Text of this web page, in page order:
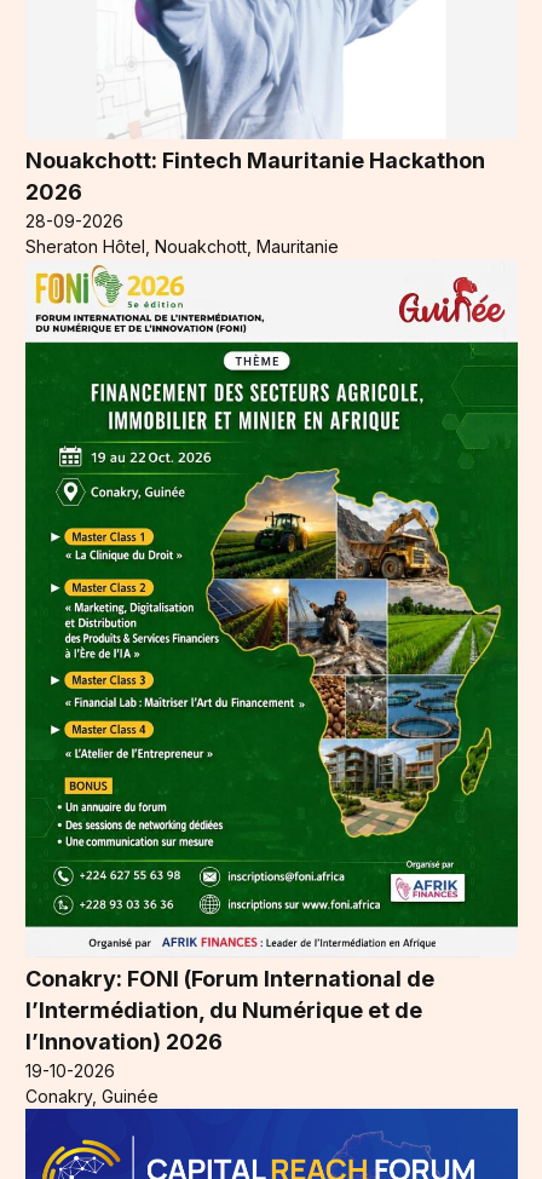
Nouakchott: Fintech Mauritanie Hackathon
2026
28-09-2026
Sheraton Hôtel, Nouakchott, Mauritanie
Conakry: FONI (Forum International de
l’Intermédiation, du Numérique et de
l’Innovation) 2026
19-10-2026
Conakry, Guinée